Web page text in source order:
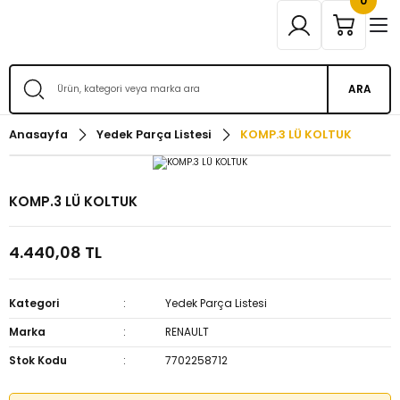
ARA
Anasayfa Yedek Parça Listesi KOMP.3 LÜ KOLTUK
KOMP.3 LÜ KOLTUK
4.440,08 TL
Kategori
Yedek Parça Listesi
Marka
RENAULT
Stok Kodu
7702258712